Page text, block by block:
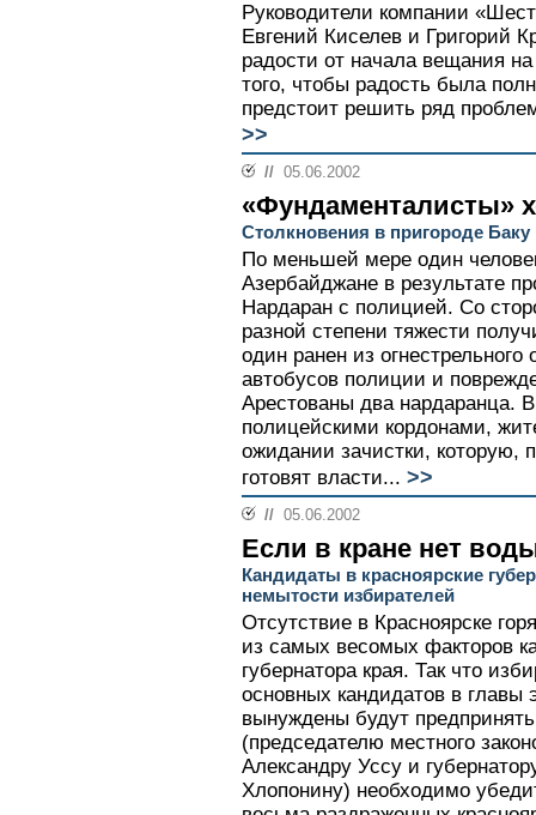
Руководители компании
Евгений Киселев и Григорий
радости от начала вещания
того, чтобы радость была
предстоит решить ряд
>>
// 05.06.2002
«Фундаменталисты»
Столкновения в пригороде Баку
По меньшей мере один
Азербайджане в результате
Нардаран с полицией. Со
разной степени тяжести
один ранен из
автобусов полиции и
Арестованы два нардаранца.
полицейскими кордонами,
ожидании зачистки,
готовят власти... >>
// 05.06.2002
Если в кране нет
Кандидаты в красноярские
немытости избирателей
Отсутствие в Красноярске
из самых весомых факторов
губернатора края. Так что
основных кандидатов в главы
вынуждены будут
(председателю местного
Александру Уссу и
Хлопонину) необходимо